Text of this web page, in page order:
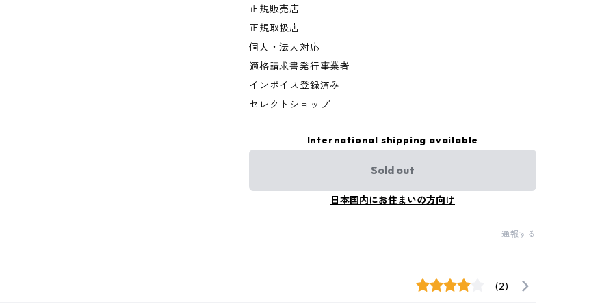
正規販売店
正規取扱店
個人・法人対応
適格請求書発行事業者
インボイス登録済み
セレクトショップ
International shipping available
Sold out
日本国内にお住まいの方向け
通報する
(2)